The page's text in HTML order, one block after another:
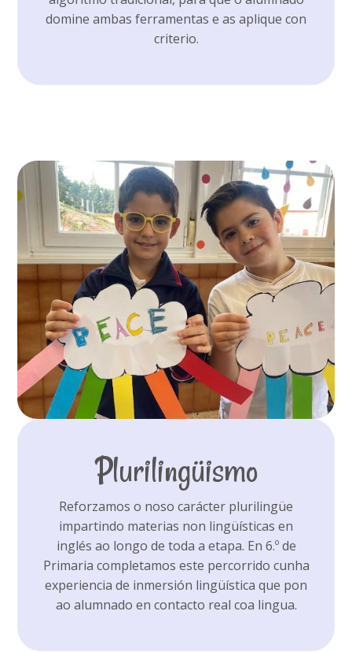
domine ambas ferramentas e as aplique con
criterio.
Plurilingüismo
Reforzamos o noso carácter plurilingüe
impartindo materias non lingüísticas en
inglés ao longo de toda a etapa. En 6.º de
Primaria completamos este percorrido cunha
experiencia de inmersión lingüística que pon
ao alumnado en contacto real coa lingua.